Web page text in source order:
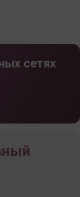
сетях